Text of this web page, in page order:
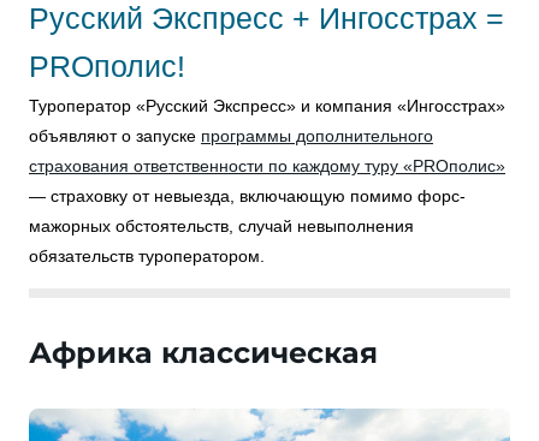
Русский Экспресс + Ингосстрах =
PROполис!
Туроператор «Русский Экспресс» и компания «Ингосстрах»
объявляют о запуске программы дополнительного
страхования ответственности по каждому туру «PROполис»
— страховку от невыезда, включающую помимо форс-
мажорных обстоятельств, случай невыполнения
обязательств туроператором.
Африка классическая